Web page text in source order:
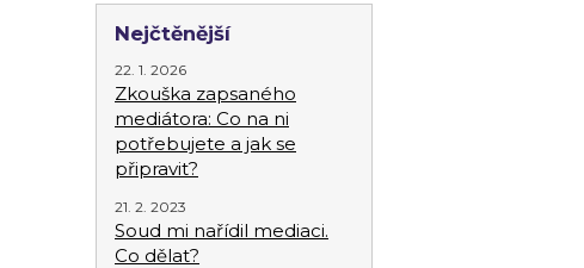
Nejčtěnější
22. 1. 2026
Zkouška zapsaného
mediátora: Co na ni
potřebujete a jak se
připravit?
21. 2. 2023
Soud mi nařídil mediaci.
Co dělat?